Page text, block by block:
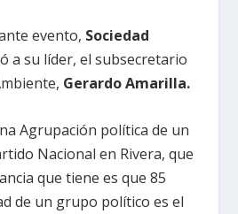
evento, Sociedad
a su líder, el subsecretario
Gerardo Amarilla.
Agrupación política de un
Nacional en Rivera, que
que tiene es que 85
de un grupo político es el